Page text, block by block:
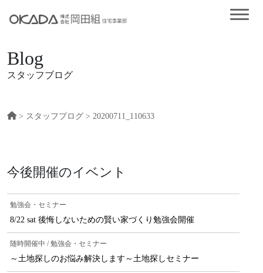
Blog
スタッフブログ
> スタッフプログ > 20200711_110633
今後開催のイベント
勉強会・セミナー
8/22 sat 後悔しないための賢い家づくり勉強会開催
随時開催中 / 勉強会・セミナー
～土地探しのお悩み解決します～土地探しセミナー